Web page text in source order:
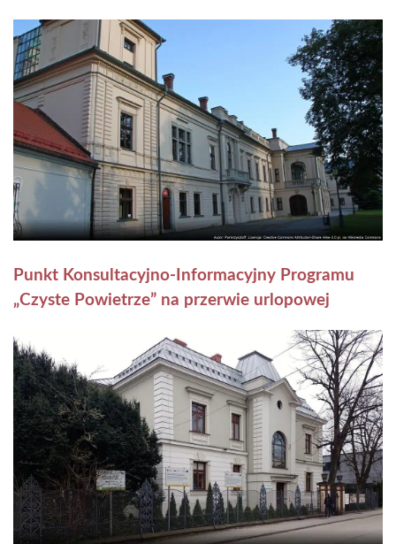
Punkt Konsultacyjno-Informacyjny Programu
„Czyste Powietrze” na przerwie urlopowej